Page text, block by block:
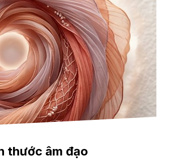
thước âm đạo